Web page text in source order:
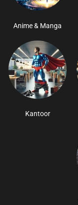
Anime & Manga
Kantoor